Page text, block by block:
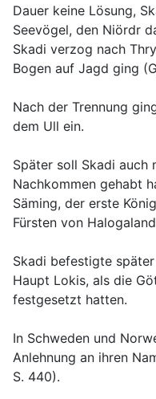
Dauer keine Lösung,
Seevögel, den Niördr
Skadi verzog nach
Bogen auf Jagd ging
Nach der Trennung
dem Ull ein.
Später soll Skadi auch
Nachkommen gehabt
Säming, der erste
Fürsten von
Skadi befestigte
Haupt Lokis, als die
festgesetzt hatten.
In Schweden und
Anlehnung an ihren
S. 440).